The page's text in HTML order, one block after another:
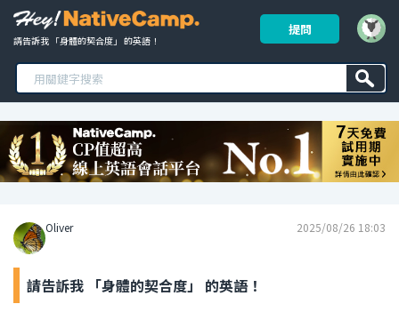
請告訴我 「身體的契合度」 的英語！
提問
Oliver 2025/08/26 18:03
請告訴我 「身體的契合度」 的英語！